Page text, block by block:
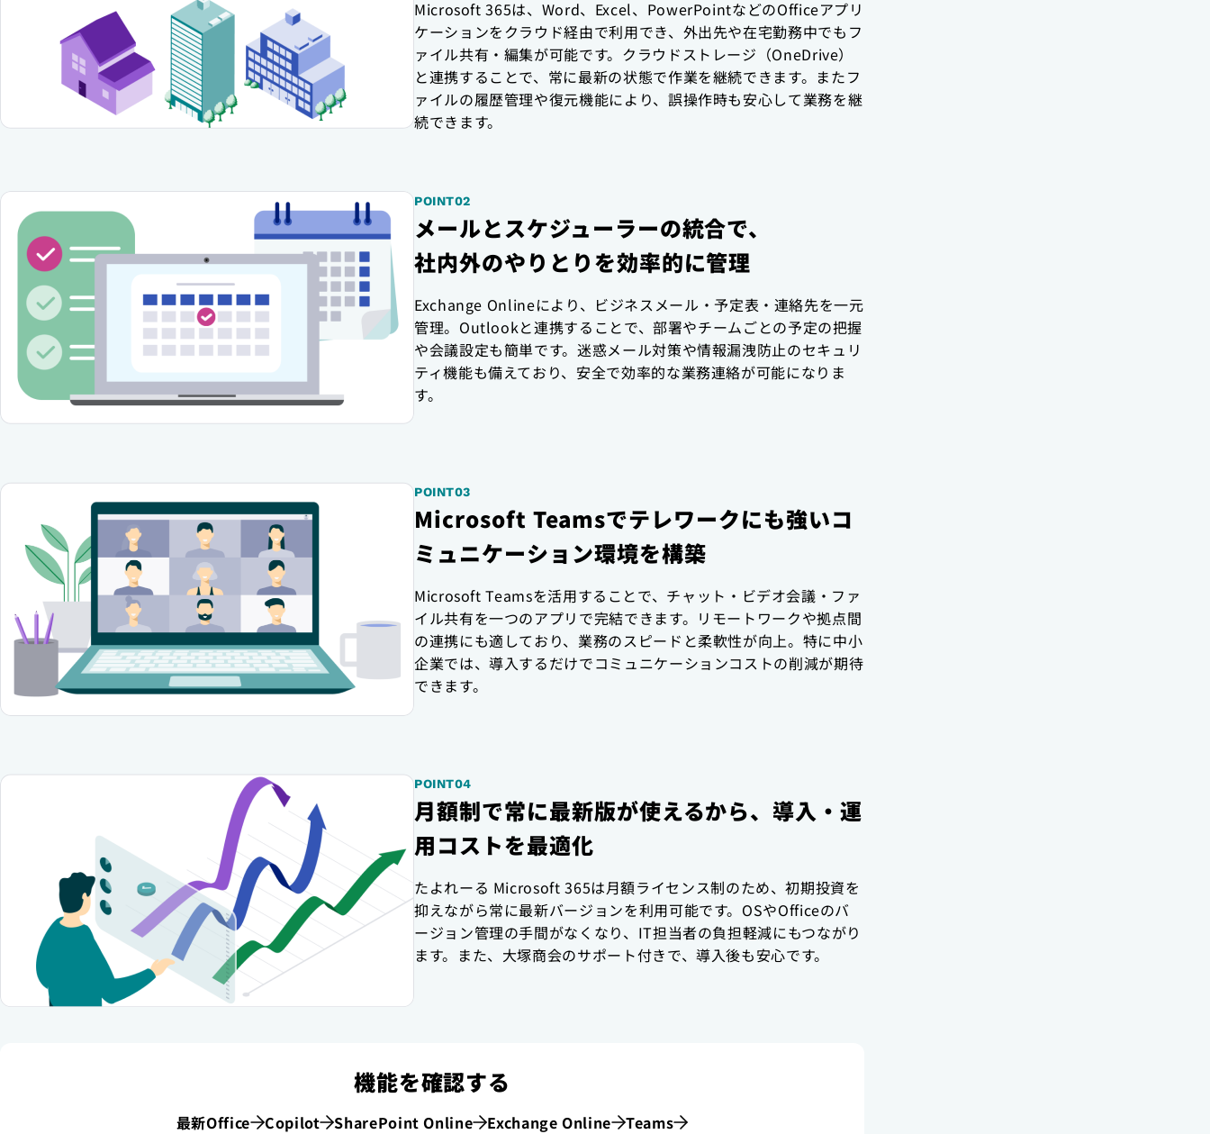
Microsoft 365は、Word、Excel、PowerPointなどのOfficeアプリ
ケーションをクラウド経由で利用でき、外出先や在宅勤務中でもフ
ァイル共有・編集が可能です。クラウドストレージ（OneDrive）
と連携することで、常に最新の状態で作業を継続できます。またフ
ァイルの履歴管理や復元機能により、誤操作時も安心して業務を継
続できます。
POINT02
メールとスケジューラーの統合で、
社内外のやりとりを効率的に管理
Exchange Onlineにより、ビジネスメール・予定表・連絡先を一元
管理。Outlookと連携することで、部署やチームごとの予定の把握
や会議設定も簡単です。迷惑メール対策や情報漏洩防止のセキュリ
ティ機能も備えており、安全で効率的な業務連絡が可能になりま
す。
POINT03
Microsoft Teamsでテレワークにも強いコ
ミュニケーション環境を構築
Microsoft Teamsを活用することで、チャット・ビデオ会議・ファ
イル共有を一つのアプリで完結できます。リモートワークや拠点間
の連携にも適しており、業務のスピードと柔軟性が向上。特に中小
企業では、導入するだけでコミュニケーションコストの削減が期待
できます。
POINT04
月額制で常に最新版が使えるから、導入・運
用コストを最適化
たよれーる Microsoft 365は月額ライセンス制のため、初期投資を
抑えながら常に最新バージョンを利用可能です。OSやOfficeのバ
ージョン管理の手間がなくなり、IT担当者の負担軽減にもつながり
ます。また、大塚商会のサポート付きで、導入後も安心です。
機能を確認する
最新Office Copilot SharePoint Online Exchange Online Teams